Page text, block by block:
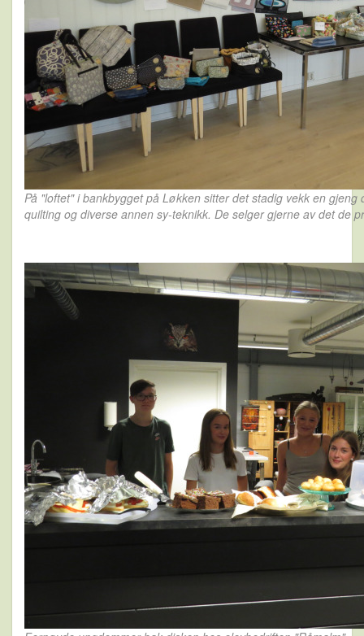
På "loftet" i bankbygget på Løkken sitter det stadig vekk en gjeng
quilting og diverse annen sy-teknikk. De selger gjerne av det de